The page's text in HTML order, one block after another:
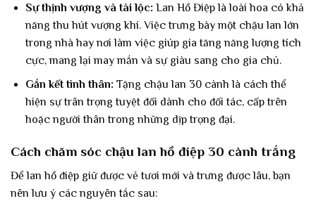
Sự thịnh vượng và tài lộc: Lan Hồ Điệp là loài hoa có khả
năng thu hút vượng khí. Việc trưng bày một chậu lan lớn
trong nhà hay nơi làm việc giúp gia tăng năng lượng tích
cực, mang lại may mắn và sự giàu sang cho gia chủ.
Gắn kết tình thân: Tặng chậu lan 30 cành là cách thể
hiện sự trân trọng tuyệt đối dành cho đối tác, cấp trên
hoặc người thân trong những dịp trọng đại.
Cách chăm sóc chậu lan hồ điệp 30 cành trắng
Để lan hồ điệp giữ được vẻ tươi mới và trưng được lâu, bạn
nên lưu ý các nguyên tắc sau: